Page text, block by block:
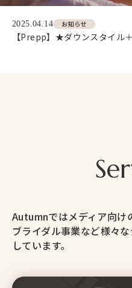
2025.04.14 お知らせ
【Prepp】★ダウンスタイル
Autumnではメディア向け
ブライダル事業など様々
しています。